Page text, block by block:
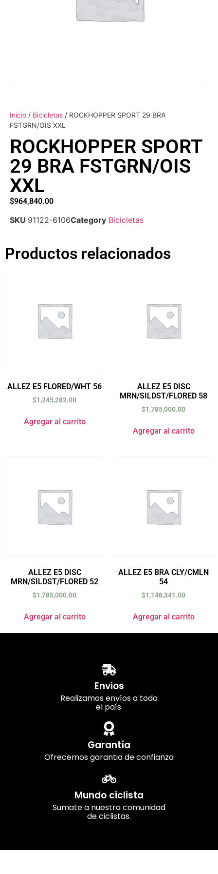
Inicio / Bicicletas / ROCKHOPPER SPORT 29 BRA
FSTGRN/OIS XXL
ROCKHOPPER SPORT
29 BRA FSTGRN/OIS
XXL
$964,840.00
SKU 91122-6106Category Bicicletas
Productos relacionados
ALLEZ E5 FLORED/WHT 56
$1,245,282.00
Agregar al carrito
ALLEZ E5 DISC
MRN/SILDST/FLORED 58
$1,785,000.00
Agregar al carrito
ALLEZ E5 DISC
MRN/SILDST/FLORED 52
$1,785,000.00
Agregar al carrito
ALLEZ E5 BRA CLY/CMLN
54
$1,148,341.00
Agregar al carrito
Envios
Realizamos envíos a todo
el país.
Garantía
Ofrecemos garantia de confianza
Mundo ciclista
Sumate a nuestra comunidad
de ciclistas.